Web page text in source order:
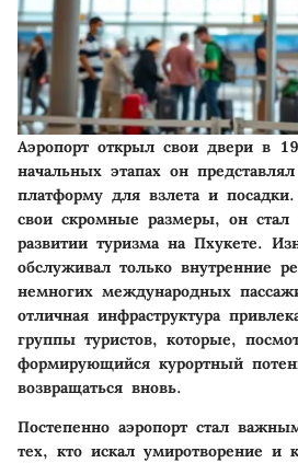
Аэропорт открыл свои двери в
начальных этапах он
платформу для взлета и
свои скромные размеры, он
развитии туризма на Пхукете.
обслуживал только внутренние
немногих международных
отличная инфраструктура
группы туристов, которые,
формирующийся курортный
возвращаться вновь.
Постепенно аэропорт стал
тех, кто искал умиротворение и